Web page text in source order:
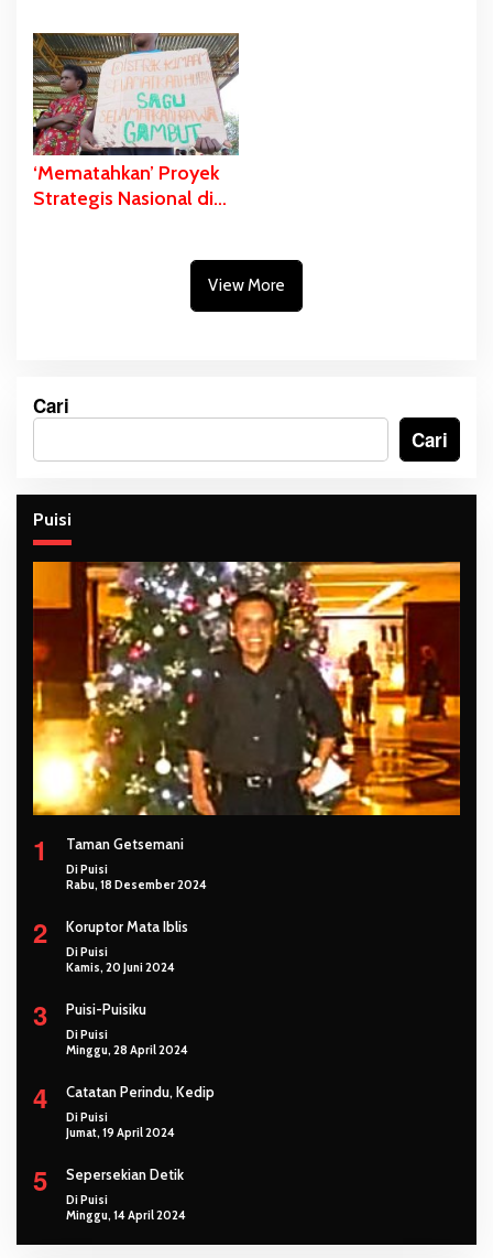
Penolakan PSN
‘Mematahkan’ Proyek
Strategis Nasional di
View More
Cari
Cari
Puisi
1 Taman Getsemani
Di Puisi
Rabu, 18 Desember 2024
2 Koruptor Mata Iblis
Di Puisi
Kamis, 20 Juni 2024
3 Puisi-Puisiku
Di Puisi
Minggu, 28 April 2024
4 Catatan Perindu, Kedip
Di Puisi
Jumat, 19 April 2024
5 Sepersekian Detik
Di Puisi
Minggu, 14 April 2024